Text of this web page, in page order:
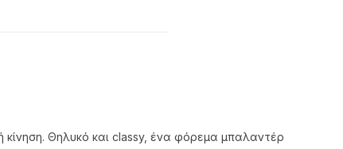
κίνηση. Θηλυκό και classy, ένα φόρεμα μπαλαντέρ